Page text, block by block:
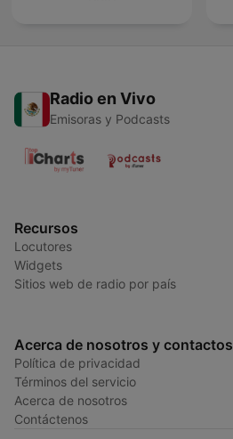
Radio en Vivo
Emisoras y Podcasts
Recursos
Locutores
Widgets
Sitios web de radio por país
Acerca de nosotros y contactos
Política de privacidad
Términos del servicio
Acerca de nosotros
Contáctenos